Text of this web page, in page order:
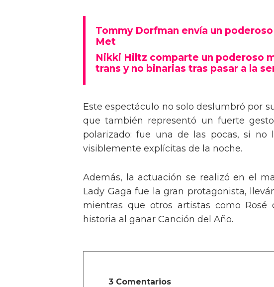
Tommy Dorfman envía un
Met
Nikki Hiltz comparte un poderoso
trans y no binarias tras pasar a la
Este espectáculo no solo deslumbró por
que también representó un fuerte
polarizado: fue una de las pocas, si no
visiblemente explícitas de la noche.
Además, la actuación se realizó en el
Lady Gaga fue la gran protagonista,
mientras que otros artistas como Rosé
historia al ganar Canción del Año.
3 Comentarios